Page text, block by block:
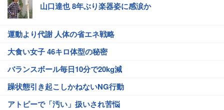
山口達也 8年ぶり楽器姿に感涙か
運動より代謝 人体の省エネ戦略
大食い女子 46キロ体型の秘密
バランスボール毎日10分で20kg減
躁状態引き起こしかねないNG行動
アトピーで「汚い」扱いされ苦悩